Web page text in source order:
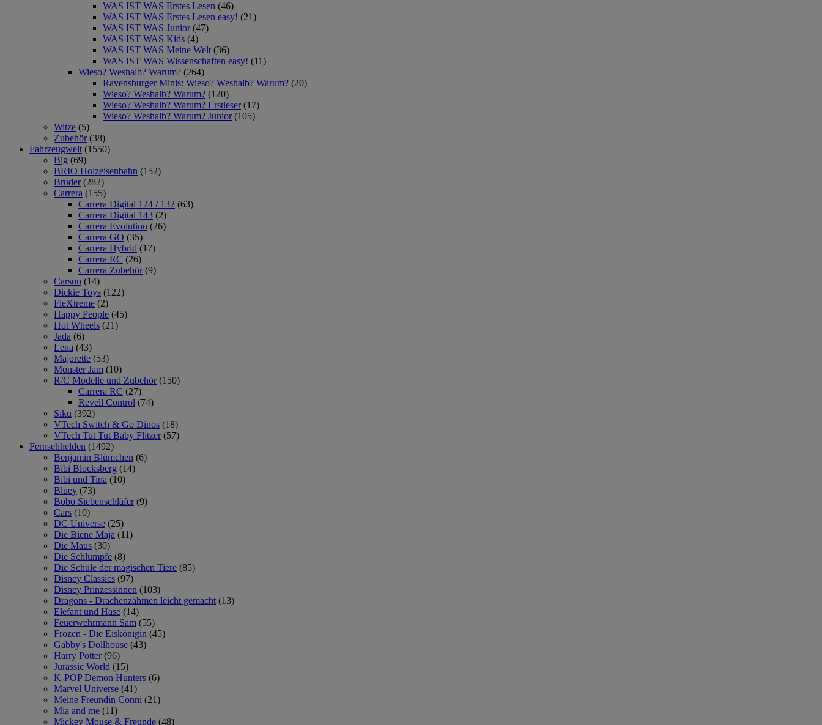
WAS IST WAS Erstes Lesen (46)
WAS IST WAS Erstes Lesen easy! (21)
WAS IST WAS Junior (47)
WAS IST WAS Kids (4)
WAS IST WAS Meine Welt (36)
WAS IST WAS Wissenschaften easy! (11)
Wieso? Weshalb? Warum? (264)
Ravensburger Minis: Wieso? Weshalb? Warum? (20)
Wieso? Weshalb? Warum? (120)
Wieso? Weshalb? Warum? Erstleser (17)
Wieso? Weshalb? Warum? Junior (105)
Witze (5)
Zubehör (38)
Fahrzeugwelt (1550)
Big (69)
BRIO Holzeisenbahn (152)
Bruder (282)
Carrera (155)
Carrera Digital 124 / 132 (63)
Carrera Digital 143 (2)
Carrera Evolution (26)
Carrera GO (35)
Carrera Hybrid (17)
Carrera RC (26)
Carrera Zubehör (9)
Carson (14)
Dickie Toys (122)
FleXtreme (2)
Happy People (45)
Hot Wheels (21)
Jada (6)
Lena (43)
Majorette (53)
Monster Jam (10)
R/C Modelle und Zubehör (150)
Carrera RC (27)
Revell Control (74)
Siku (392)
VTech Switch & Go Dinos (18)
VTech Tut Tut Baby Flitzer (57)
Fernsehhelden (1492)
Benjamin Blümchen (6)
Bibi Blocksberg (14)
Bibi und Tina (10)
Bluey (73)
Bobo Siebenschläfer (9)
Cars (10)
DC Universe (25)
Die Biene Maja (11)
Die Maus (30)
Die Schlümpfe (8)
Die Schule der magischen Tiere (85)
Disney Classics (97)
Disney Prinzessinnen (103)
Dragons - Drachenzähmen leicht gemacht (13)
Elefant und Hase (14)
Feuerwehrmann Sam (55)
Frozen - Die Eiskönigin (45)
Gabby's Dollhouse (43)
Harry Potter (96)
Jurassic World (15)
K-POP Demon Hunters (6)
Marvel Universe (41)
Meine Freundin Conni (21)
Mia and me (11)
Mickey Mouse & Freunde (48)